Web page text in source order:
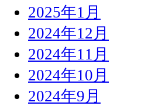
2025年1月
2024年12月
2024年11月
2024年10月
2024年9月